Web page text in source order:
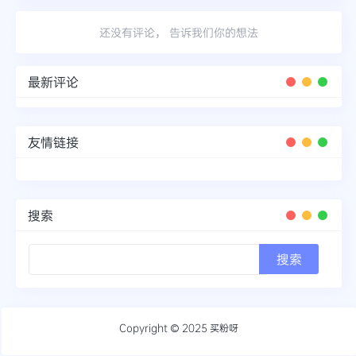
还没有评论， 告诉我们你的想法
最新评论
友情链接
搜索
Copyright © 2025 买粉呀